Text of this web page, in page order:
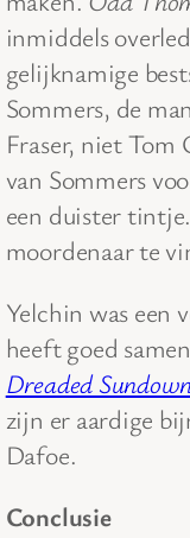
inmiddels
gelijknamige
Sommers, de
Fraser, niet Tom
van Sommers
een duister
moordenaar te
Yelchin was een
heeft goed
Dreaded
zijn er aardige
Dafoe.
Conclusie